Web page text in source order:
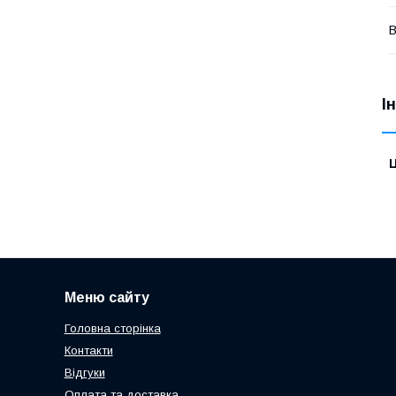
Меню сайту
Головна сторінка
Контакти
Відгуки